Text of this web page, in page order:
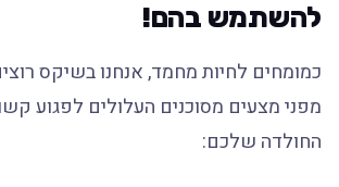
להשתמש בהם!
כמומחים לחיות מחמד, אנחנו בשיקס
מפני מצעים מסוכנים העלולים לפגוע
החולדה שלכם: